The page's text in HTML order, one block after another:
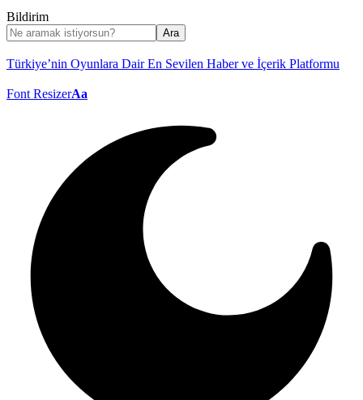
Bildirim
Türkiye’nin Oyunlara Dair En Sevilen Haber ve İçerik Platformu
Font ResizerAa